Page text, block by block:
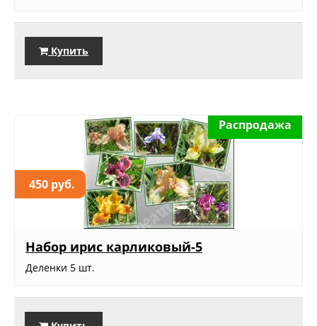
Купить
450 руб.
Распродажа
Набор ирис карликовый-5
Деленки 5 шт.